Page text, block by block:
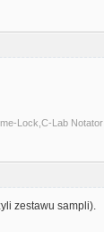
Lock,C-Lab Notator
zestawu sampli).